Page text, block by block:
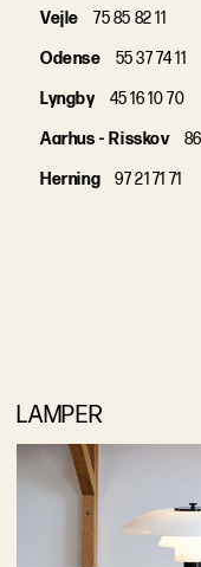
Vejle
75 85 82 11
Odense
55 37 74 11
Lyngby
45 16 10 70
Aarhus - Risskov
Herning
97 21 71 71
LAMPER